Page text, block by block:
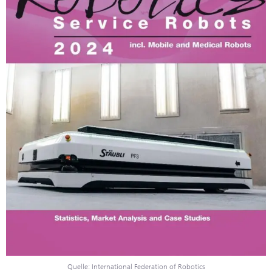
Quelle: International Federation of Robotics